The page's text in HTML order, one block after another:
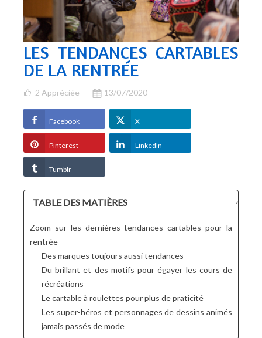
LES TENDANCES CARTABLES
DE LA RENTRÉE
2 Appréciée 13/07/2020
Facebook X
Pinterest LinkedIn
Tumblr
TABLE DES MATIÈRES
Zoom sur les dernières tendances cartables pour la
rentrée
Des marques toujours aussi tendances
Du brillant et des motifs pour égayer les cours de
récréations
Le cartable à roulettes pour plus de praticité
Les super-héros et personnages de dessins animés
jamais passés de mode